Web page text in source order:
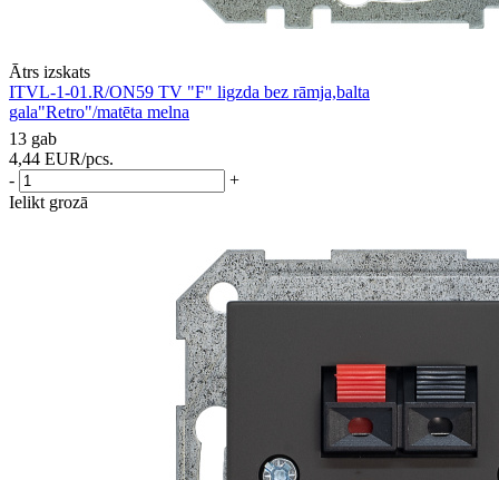
Ātrs izskats
ITVL-1-01.R/ON59 TV "F" ligzda bez rāmja,balta
gala"Retro"/matēta melna
13 gab
4,44 EUR/pcs.
-
+
Ielikt grozā